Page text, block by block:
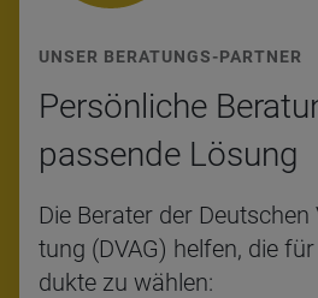
UNSER BERATUNGS-PARTNER
Per­sön­li­che
pas­sende Lösung
Die Be­ra­ter der
tung (DVAG) hel­fen, die
duk­te zu wäh­len: